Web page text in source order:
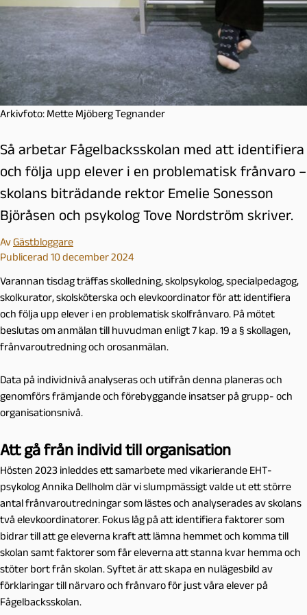
Arkivfoto: Mette Mjöberg Tegnander
Så arbetar Fågelbacksskolan med att identifiera
och följa upp elever i en problematisk frånvaro –
skolans biträdande rektor Emelie Sonesson
Björåsen och psykolog Tove Nordström skriver.
AvGästbloggare
Publicerad 10 december 2024
Varannan tisdag träffas skolledning, skolpsykolog, specialpedagog,
skolkurator, skolsköterska och elevkoordinator för att identifiera
och följa upp elever i en problematisk skolfrånvaro. På mötet
beslutas om anmälan till huvudman enligt 7 kap. 19 a § skollagen,
frånvaroutredning och orosanmälan.
Data på individnivå analyseras och utifrån denna planeras och
genomförs främjande och förebyggande insatser på grupp- och
organisationsnivå.
Att gå från individ till organisation
Hösten 2023 inleddes ett samarbete med vikarierande EHT-
psykolog Annika Dellholm där vi slumpmässigt valde ut ett större
antal frånvaroutredningar som lästes och analyserades av skolans
två elevkoordinatorer. Fokus låg på att identifiera faktorer som
bidrar till att ge eleverna kraft att lämna hemmet och komma till
skolan samt faktorer som får eleverna att stanna kvar hemma och
stöter bort från skolan. Syftet är att skapa en nulägesbild av
förklaringar till närvaro och frånvaro för just våra elever på
Fågelbacksskolan.